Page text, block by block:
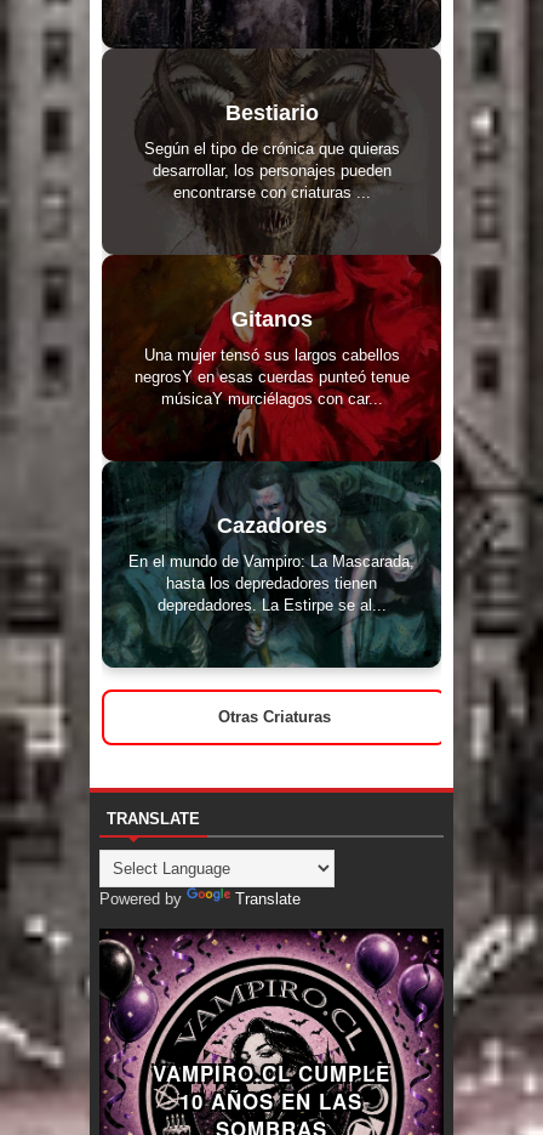
Bestiario
Según el tipo de crónica que quieras
desarrollar, los personajes pueden
encontrarse con criaturas ...
Gitanos
Una mujer tensó sus largos cabellos
negrosY en esas cuerdas punteó tenue
músicaY murciélagos con car...
Cazadores
En el mundo de Vampiro: La Mascarada,
hasta los depredadores tienen
depredadores. La Estirpe se al...
Otras Criaturas
TRANSLATE
Powered by Translate
VAMPIRO.CL CUMPLE
10 AÑOS EN LAS
SOMBRAS